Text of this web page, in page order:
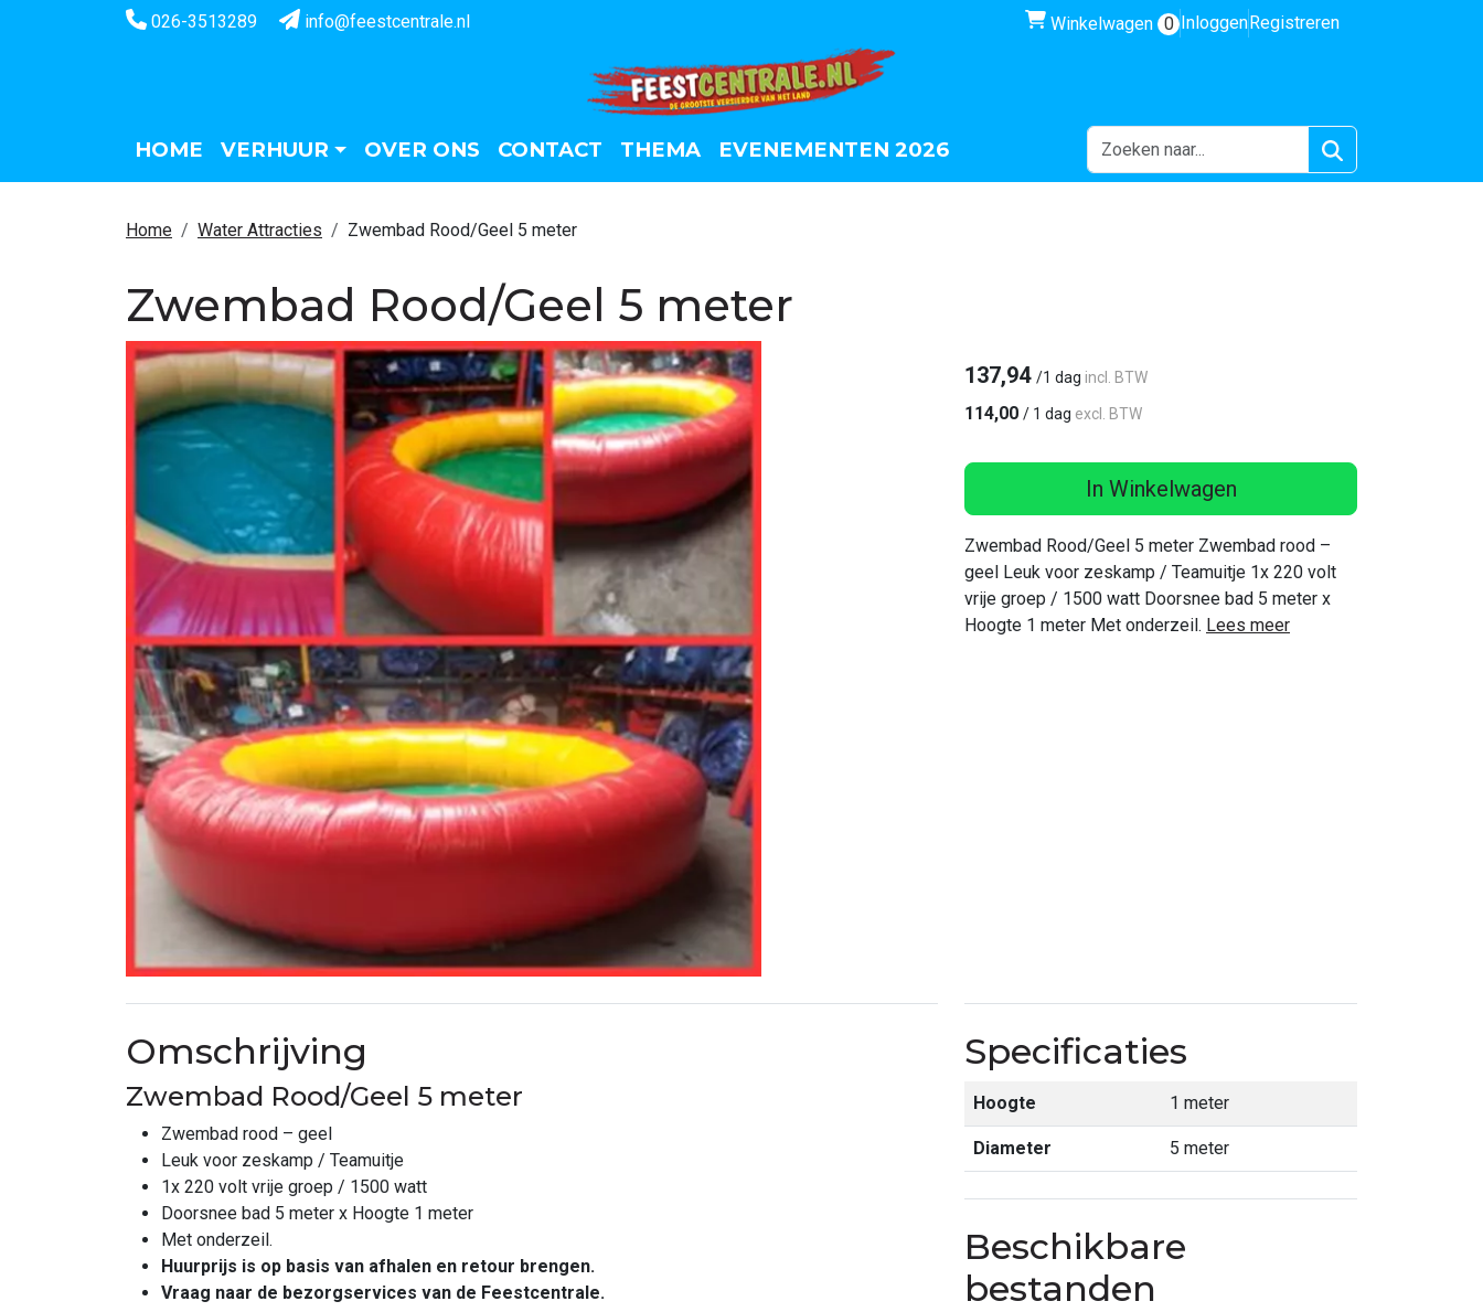
026-3513289 info@feestcentrale.nl winkelwagen
Winkelwagen 0 InloggenRegistreren
HOME VERHUUR OVER ONS CONTACT THEMA EVENEMENTEN 2026
Home Water Attracties Zwembad Rood/Geel 5 meter
Zwembad Rood/Geel 5 meter
137,94 /1 dag incl. BTW
114,00 / 1 dag excl. BTW
In Winkelwagen
Zwembad Rood/Geel 5 meter Zwembad rood –
geel Leuk voor zeskamp / Teamuitje 1x 220 volt
vrije groep / 1500 watt Doorsnee bad 5 meter x
Hoogte 1 meter Met onderzeil. Lees meer
Omschrijving
Zwembad Rood/Geel 5 meter
Zwembad rood – geel
Leuk voor zeskamp / Teamuitje
1x 220 volt vrije groep / 1500 watt
Doorsnee bad 5 meter x Hoogte 1 meter
Met onderzeil.
Huurprijs is op basis van afhalen en retour brengen.
Vraag naar de bezorgservices van de Feestcentrale.
Specificaties
Hoogte 1 meter
Diameter 5 meter
Beschikbare
bestanden